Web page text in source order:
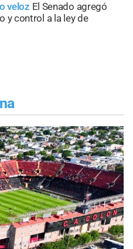
veloz El Senado agregó
y control a la ley de